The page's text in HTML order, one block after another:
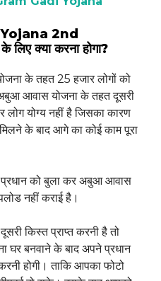
2nd
क्या करना होगा?
के तहत 25 हजार लोगों को
अबुआ आवास योजना के तहत दूसरी
योग्य नहीं है जिसका कारण
के बाद आगे का कोई काम पूरा
प्रधान को बुला कर अबुआ आवास
नहीं कराई है।
किस्त प्राप्त करनी है तो
बनवाने के बाद अपने प्रधान
होगी। ताकि आपका फोटो